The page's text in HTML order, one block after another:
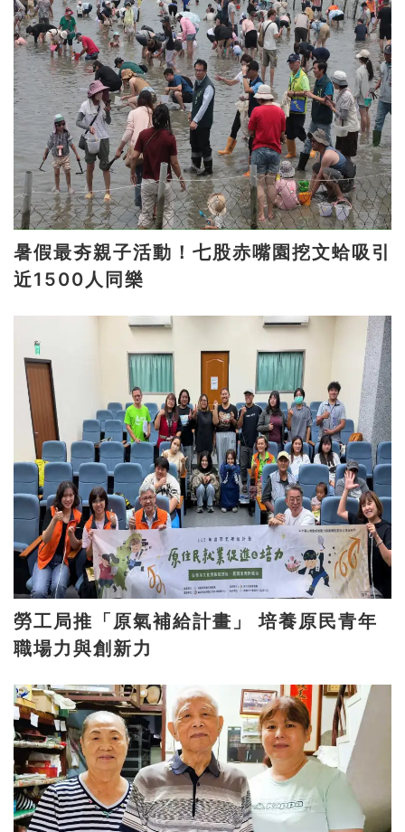
暑假最夯親子活動！七股赤嘴園挖文蛤吸引
近1500人同樂
勞工局推「原氣補給計畫」 培養原民青年
職場力與創新力